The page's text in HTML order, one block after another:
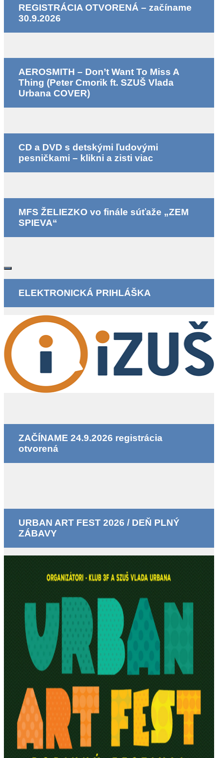
REGISTRÁCIA OTVORENÁ – začíname
30.9.2026
AEROSMITH – Don’t Want To Miss A
Thing (Peter Cmorik ft. SZUŠ Vlada
Urbana COVER)
CD a DVD s detskými ľudovými
pesničkami – klikni a zisti viac
MFS ŽELIEZKO vo finále súťaže „ZEM
SPIEVA“
ELEKTRONICKÁ PRIHLÁŠKA
ZAČÍNAME 24.9.2026 registrácia
otvorená
URBAN ART FEST 2026 / DEŇ PLNÝ
ZÁBAVY